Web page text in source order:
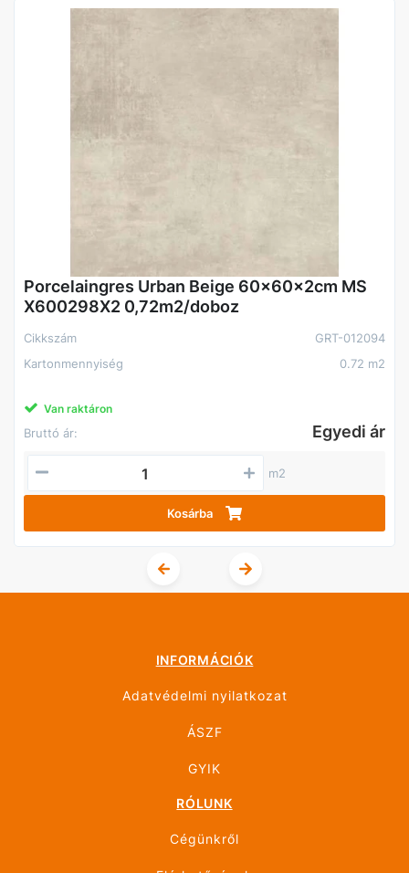
Porcelaingres Urban Beige 60x60x2cm MS
X600298X2 0,72m2/doboz
Cikkszám
GRT-012094
Kartonmennyiség
0.72 m2
Van raktáron
Bruttó ár: Egyedi ár
m2
Kosárba
INFORMÁCIÓK
Adatvédelmi nyilatkozat
ÁSZF
GYIK
RÓLUNK
Cégünkről